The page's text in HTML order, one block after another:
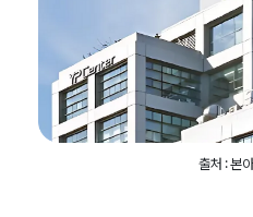
출처 : 본